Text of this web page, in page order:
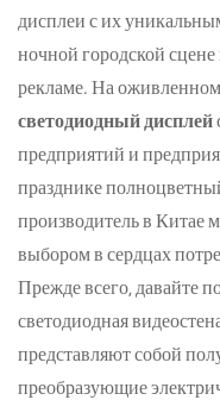
дисплеи с их
ночной городской
рекламе. На
светодиодный дисплей
предприятий и
празднике
производительв Китае
выбором в сердцах
Прежде всего, давайте
светодиодная
представляют собой
преобразующие